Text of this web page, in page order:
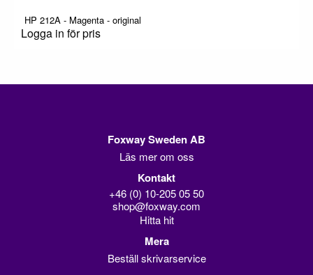
HP 212A - Magenta - original
Logga in för pris
Foxway Sweden AB
Läs mer om oss
Kontakt
+46 (0) 10-205 05 50
shop@foxway.com
Hitta hit
Mera
Beställ skrivarservice